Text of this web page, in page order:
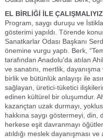
EL BİRLİĞİ İLE ÇALIŞMALIYIZ
Program, saygı duruşu ve
gösterimi yapıldı. Törende
Sanatkarlar Odası Başkanı
önemine vurgu yaptı. Berk,
tarafından Anadolu'da atılan
ve sanatını, mertlik,
birlik ve bütünlük anlayışı ile
sağlayan, üretici-tüketici
edinen kültürel bir oluşumdur.
kazançtan uzak durmayı,
hakkına saygı göstermeyi, din,
herkese eşit davranmayı
atıldığı meslek dayanışması